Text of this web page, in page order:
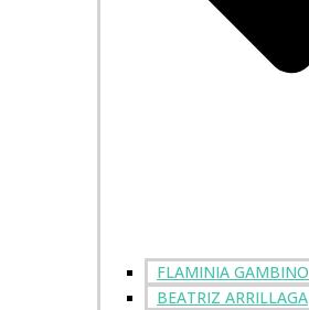
FLAMINIA GAMBINO
BEATRIZ ARRILLAGA